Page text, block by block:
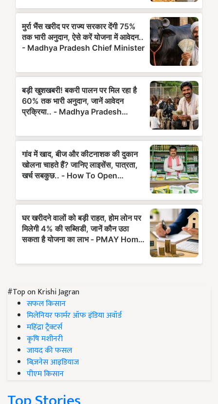
#Top on Krishi Jagran
सफल किसान
मिलेनियर फार्मर ऑफ इंडिया अवॉर्ड
महिंद्रा ट्रैक्टर्स
कृषि मशीनरी
जायद की फसल
बिज़नेस आइडियाज
पीएम किसान